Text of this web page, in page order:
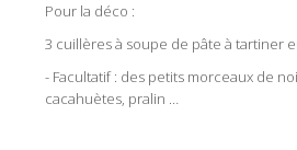
Pour la déco :
3 cuillères à soupe de pâte à tartiner
- Facultatif : des petits morceaux de
cacahuètes, pralin …